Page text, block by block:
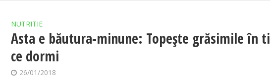
NUTRITIE
Asta e băutura-minune: Topește grăsimile în
ce dormi
26/01/2018